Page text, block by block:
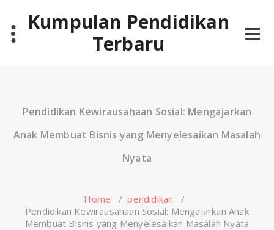
contentKumpulan Pendidikan
Terbaru
Pendidikan Kewirausahaan Sosial: Mengajarkan
Anak Membuat Bisnis yang Menyelesaikan Masalah
Nyata
Home /pendidikan /
Pendidikan Kewirausahaan Sosial: Mengajarkan Anak
Membuat Bisnis yang Menyelesaikan Masalah Nyata